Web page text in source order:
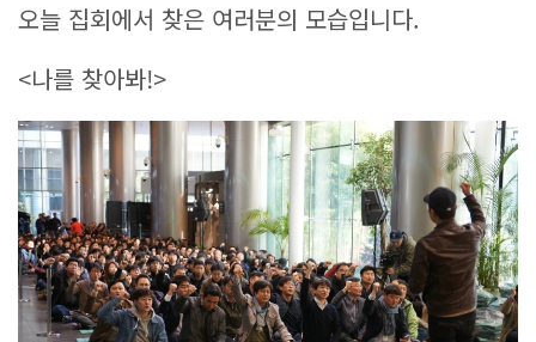
오늘 집회에서 찾은 여러분의 모습입니다.
<나를 찾아봐!>